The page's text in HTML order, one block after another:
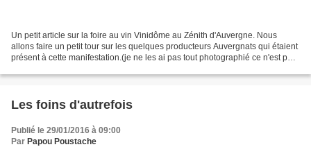
Un petit article sur la foire au vin Vinidôme au Zénith d'Auvergne. Nous
allons faire un petit tour sur les quelques producteurs Auvergnats qui étaient
présent à cette manifestation.(je ne les ai pas tout photographié ce n'est pas
Les foins d'autrefois
Publié le 29/01/2016 à 09:00
Par Papou Poustache